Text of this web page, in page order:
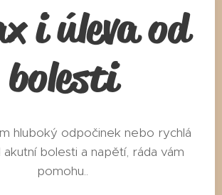
i úleva od
bolesti
hluboký odpočinek nebo rychlá
bolesti a napětí, ráda vám
pomohu..